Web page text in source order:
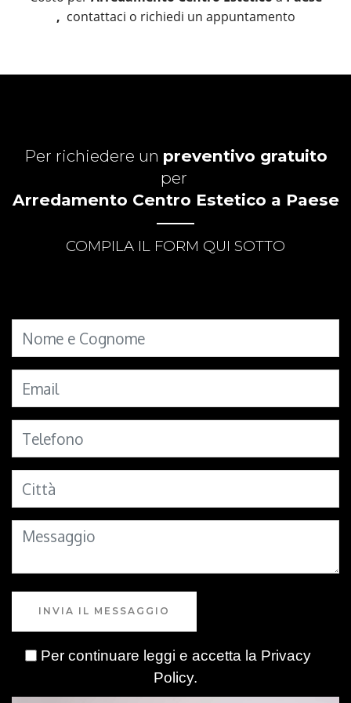
, contattaci o richiedi un appuntamento
Per richiedere un preventivo gratuito
per
Arredamento Centro Estetico a Paese
COMPILA IL FORM QUI SOTTO
INVIA IL MESSAGGIO
Per continuare leggi e accetta la Privacy
Policy.